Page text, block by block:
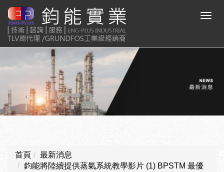
首頁
最新消息
鈞能將陸續提供蒸氣系統教學影片 (1) BPSTM 最優